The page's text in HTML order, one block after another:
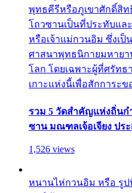
พุทธคีรีหรือภูเขาศักดิ์สิ
โถวซานเป็นที่ประทับแล
หรือเจ้าแม่กวนอิม ซึ่งเ
ศาสนาพุทธนิกายมหาย
โลก โดยเฉพาะผู้ที่ศรัทธ
เกาะแห่งนี้เพื่อสักการะ
รวม 5 วัดสำคัญแห่งถิ่นก
ซาน มณฑลเจ้อเจียง ปร
1,526 views
หนานไห่กวนอิม หรือ รูป